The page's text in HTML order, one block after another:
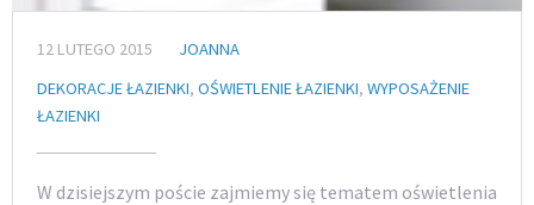
12 LUTEGO 2015
JOANNA
DEKORACJE ŁAZIENKI, OŚWIETLENIE ŁAZIENKI, WYPOSAŻENIE
ŁAZIENKI
W dzisiejszym poście zajmiemy się tematem oświetlenia